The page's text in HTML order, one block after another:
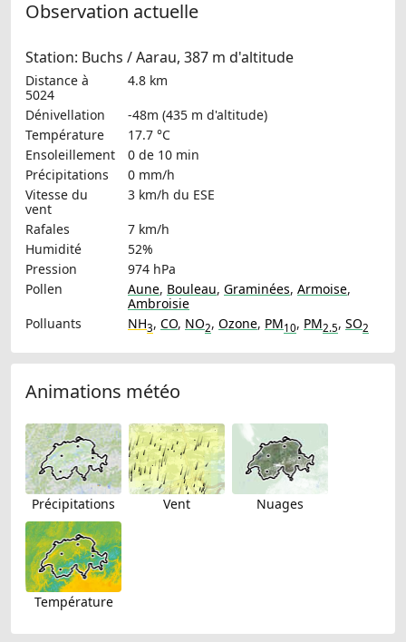
Observation actuelle
Station: Buchs / Aarau, 387 m d'altitude
Distance à
5024
4.8 km
Dénivellation
-48m (435 m d'altitude)
Température
17.7 °C
Ensoleillement
0 de 10 min
Précipitations
0 mm/h
Vitesse du
vent
3 km/h du ESE
Rafales
7 km/h
Humidité
52%
Pression
974 hPa
Pollen
Aune, Bouleau, Graminées, Armoise,
Ambroisie
Polluants
NH3, CO, NO2, Ozone, PM10, PM2.5, SO2
Animations météo
Précipitations Vent Nuages
Température